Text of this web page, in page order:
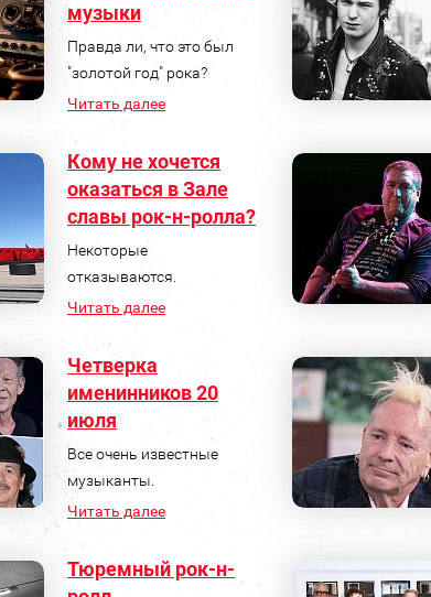
музыки
Правда ли, что это был
"золотой год" рока?
Читать далее
Кому не хочется
оказаться в Зале
славы рок-н-ролла?
Некоторые
отказываются.
Читать далее
Четверка
именинников 20
июля
Все очень известные
музыканты.
Читать далее
Тюремный рок-н-